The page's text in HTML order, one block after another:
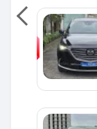
SPÉCIAL